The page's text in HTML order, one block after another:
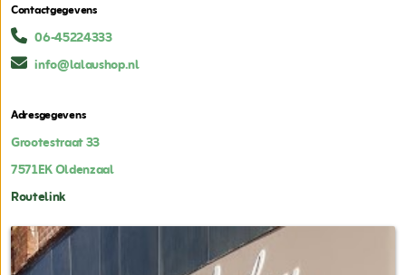
Contactgegevens
06-45224333
info@lalaushop.nl
Adresgegevens
Grootestraat 33
7571EKOldenzaal
Routelink